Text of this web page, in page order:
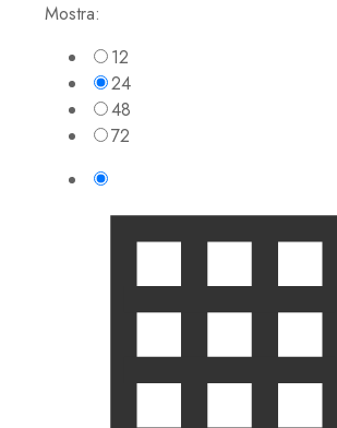
Mostra:
12
24
48
72